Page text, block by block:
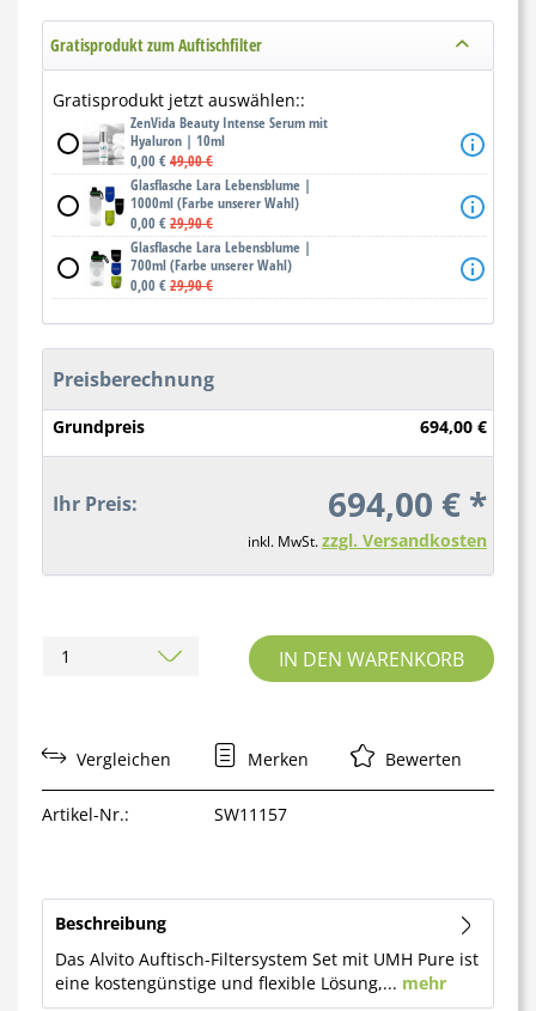
Gratisprodukt zum Auftischfilter
Gratisprodukt jetzt auswählen::
ZenVida Beauty Intense Serum mit
Hyaluron | 10ml
0,00 €49,00 €
Glasflasche Lara Lebensblume |
1000ml (Farbe unserer Wahl)
0,00 €29,90 €
Glasflasche Lara Lebensblume |
700ml (Farbe unserer Wahl)
0,00 €29,90 €
Preisberechnung
Grundpreis 694,00 €
Ihr Preis: 694,00 € *
inkl. MwSt.zzgl. Versandkosten
IN DEN WARENKORB
Vergleichen Merken Bewerten
Artikel-Nr.: SW11157
Beschreibung
Das Alvito Auftisch-Filtersystem Set mit UMH Pure ist
eine kostengünstige und flexible Lösung,... mehr